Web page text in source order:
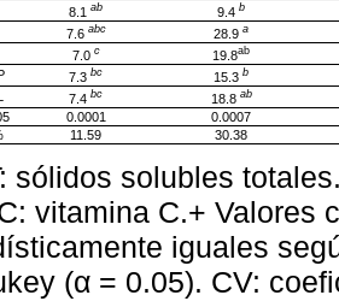
8.1 ab 9.4 b
7.6 abc 28.9 a
7.0 c 19.8ab
7.3 bc 15.3 b
7.4 bc 18.8 ab
0.0001
0.0007
11.59 30.38
sólidos solubles
vitamina C.+ Valores
iguales
(α = 0.05). CV: